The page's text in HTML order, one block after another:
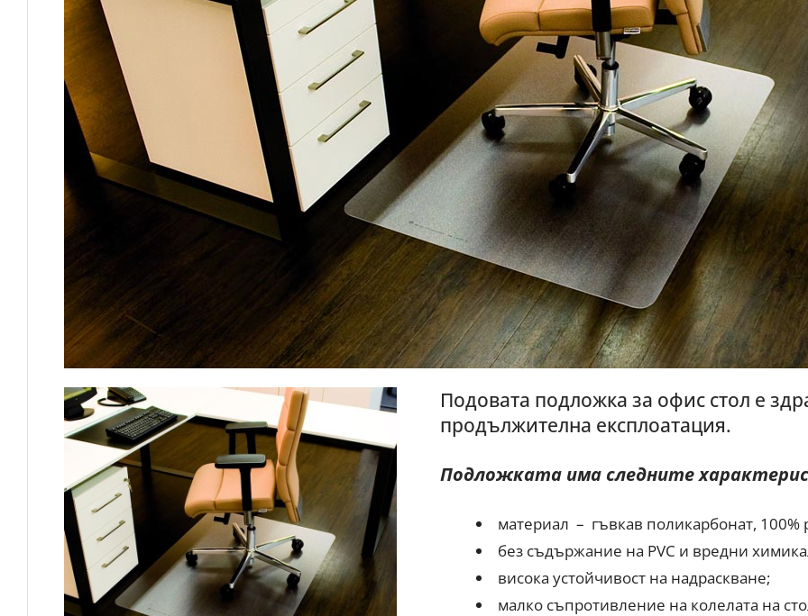
Подовата подложка за офис стол е
продължителна експлоатация.
Подложката има следните
материал – гъвкав поликарбонат, 100%
без съдържание на PVC и вредни
висока устойчивост на надраскване;
малко съпротивление на колелата на